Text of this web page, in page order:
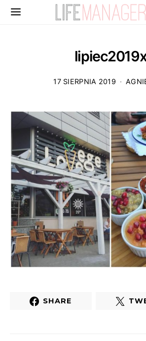
17 SIERPNIA 2019
SHARE